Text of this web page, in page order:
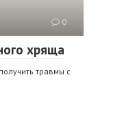
0
хряща
травмы с